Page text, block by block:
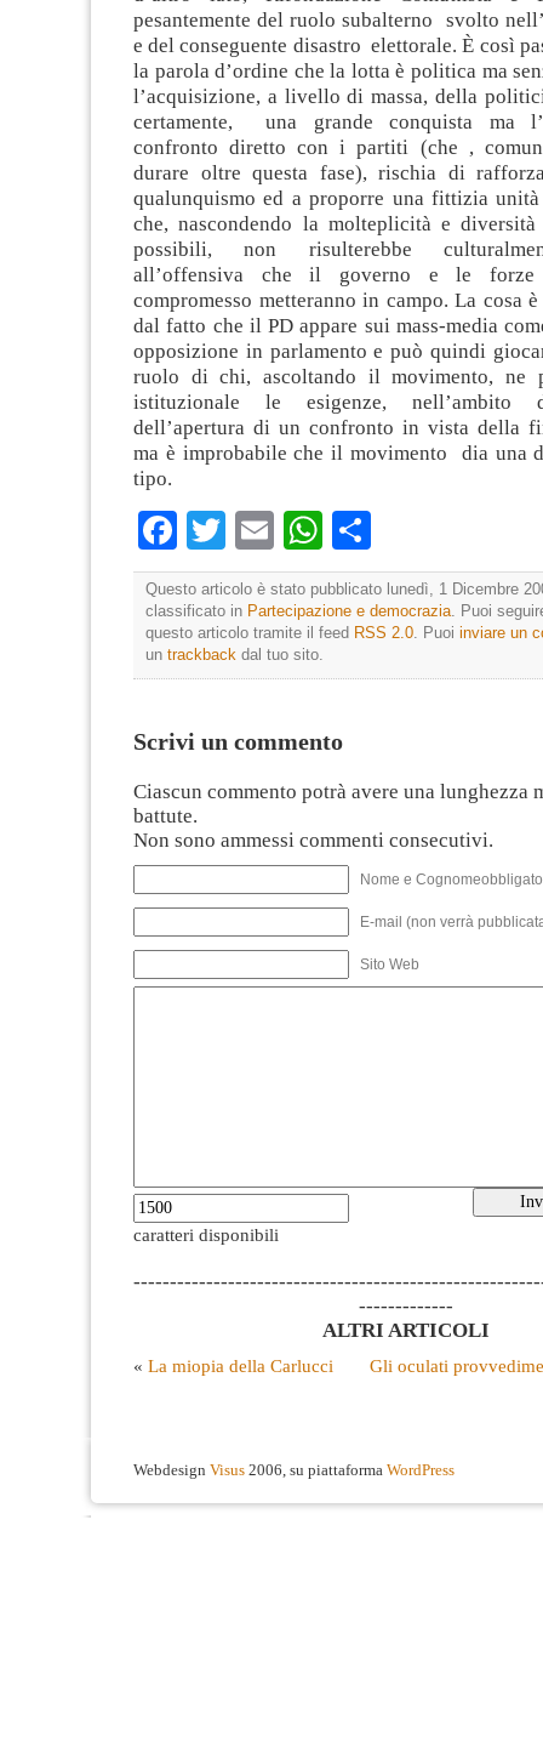
pesantemente del ruolo subalterno svolto
e del conseguente disastro elettorale. È così
la parola d’ordine che la lotta è politica ma
l’acquisizione, a livello di massa, della
certamente, una grande conquista ma
confronto diretto con i partiti (che ,
durare oltre questa fase), rischia di
qualunquismo ed a proporre una fittizia
che, nascondendo la molteplicità e
possibili, non risulterebbe
all’offensiva che il governo e le
compromesso metteranno in campo. La cosa
dal fatto che il PD appare sui mass-media
opposizione in parlamento e può quindi
ruolo di chi, ascoltando il movimento, ne
istituzionale le esigenze, nell’ambito
dell’apertura di un confronto in vista della
ma è improbabile che il movimento dia una
tipo.
Facebook
TwitterEmailWhatsApp
Questo articolo è stato pubblicato lunedì, 1 Dicembre
classificato in Partecipazione e democrazia . Puoi
questo articolo tramite il feed RSS 2.0 . Puoi inviare un
un trackback dal tuo sito.
Scrivi un commento
Ciascun commento potrà avere una lunghezza
battute.
Non sono ammessi commenti consecutivi.
Nome e
E-mail (non verrà
Sito Web
caratteri disponibili
-------------
ALTRI ARTICOLI
« La miopia della Carlucci Gli oculati
Webdesign Visus 2006, su piattaforma WordPress